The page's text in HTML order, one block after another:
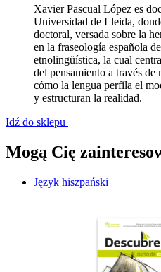
Xavier Pascual López es
Universidad de Lleida,
doctoral, versada sobre la
en la fraseología española
etnolingüística, la cual
del pensamiento a través de
cómo la lengua perfila el
y estructuran la realidad.
Idź do sklepu
Mogą Cię
Język hiszpański